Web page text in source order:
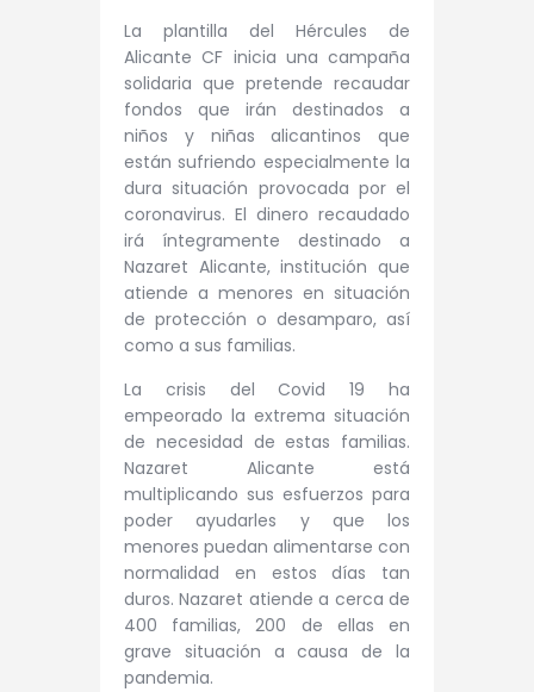
La plantilla del Hércules de
Alicante CF inicia una campaña
solidaria que pretende recaudar
fondos que irán destinados a
niños y niñas alicantinos que
están sufriendo especialmente la
dura situación provocada por el
coronavirus. El dinero recaudado
irá íntegramente destinado a
Nazaret Alicante, institución que
atiende a menores en situación
de protección o desamparo, así
como a sus familias.
La crisis del Covid 19 ha
empeorado la extrema situación
de necesidad de estas familias.
Nazaret Alicante está
multiplicando sus esfuerzos para
poder ayudarles y que los
menores puedan alimentarse con
normalidad en estos días tan
duros. Nazaret atiende a cerca de
400 familias, 200 de ellas en
grave situación a causa de la
pandemia.